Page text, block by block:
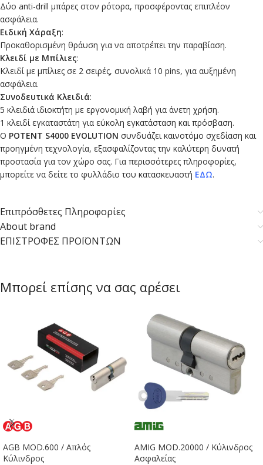
Δύο anti-drill μπάρες στον ρότορα, προσφέροντας επιπλέον
ασφάλεια.
Ειδική Χάραξη:
Προκαθορισμένη θράυση για να αποτρέπει την παραβίαση.
Κλειδί με Μπίλιες:
Κλειδί με μπίλιες σε 2 σειρές, συνολικά 10 pins, για αυξημένη
ασφάλεια.
Συνοδευτικά Κλειδιά:
5 κλειδιά ιδιοκτήτη με εργονομική λαβή για άνετη χρήση.
1 κλειδί εγκαταστάτη για εύκολη εγκατάσταση και πρόσβαση.
Ο POTENT S4000 EVOLUTION συνδυάζει καινοτόμο σχεδίαση και
προηγμένη τεχνολογία, εξασφαλίζοντας την καλύτερη δυνατή
προστασία για τον χώρο σας. Για περισσότερες πληροφορίες,
μπορείτε να δείτε το φυλλάδιο του κατασκευαστή ΕΔΩ.
Επιπρόσθετες Πληροφορίες
About brand
ΕΠΙΣΤΡΟΦΕΣ ΠΡΟΪΟΝΤΩΝ
Μπορεί επίσης να σας αρέσει
AGB MOD.600 / Απλός
Κύλινδρος
AMIG MOD.20000 / Κύλινδρος
Ασφαλείας